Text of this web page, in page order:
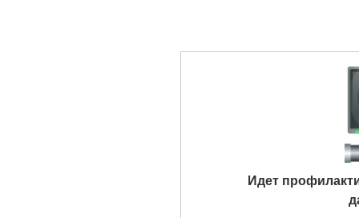
Идет